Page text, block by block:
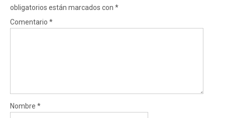
obligatorios están marcados con *
Comentario *
Nombre *